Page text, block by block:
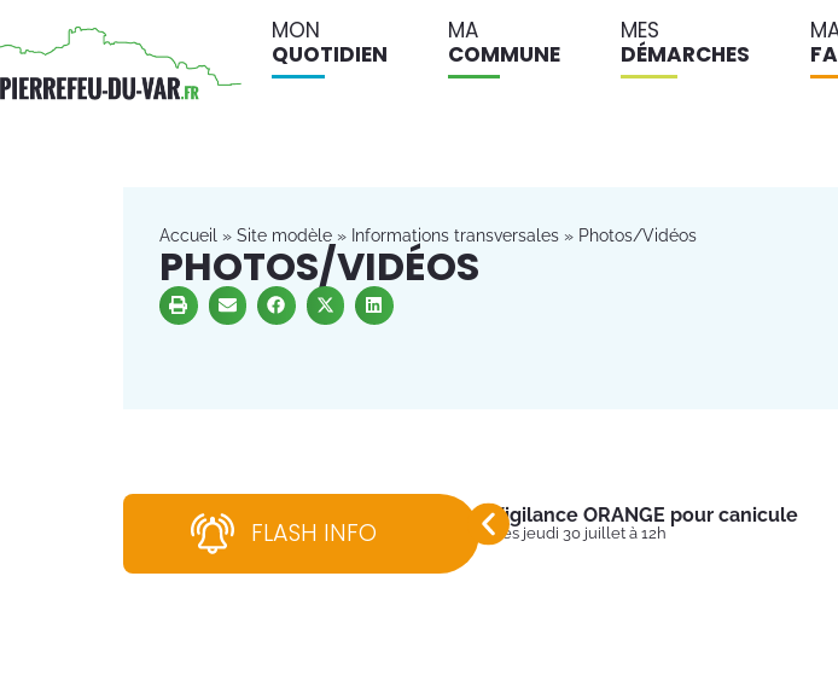
MON
QUOTIDIEN
MA
COMMUNE
MES
DÉMARCHES
Accueil » Site modèle » Informations transversales » Photos/Vidéos
PHOTOS/VIDÉOS
FLASH INFO
Vigilance ORANGE pour canicule
Dès jeudi 30 juillet à 12h